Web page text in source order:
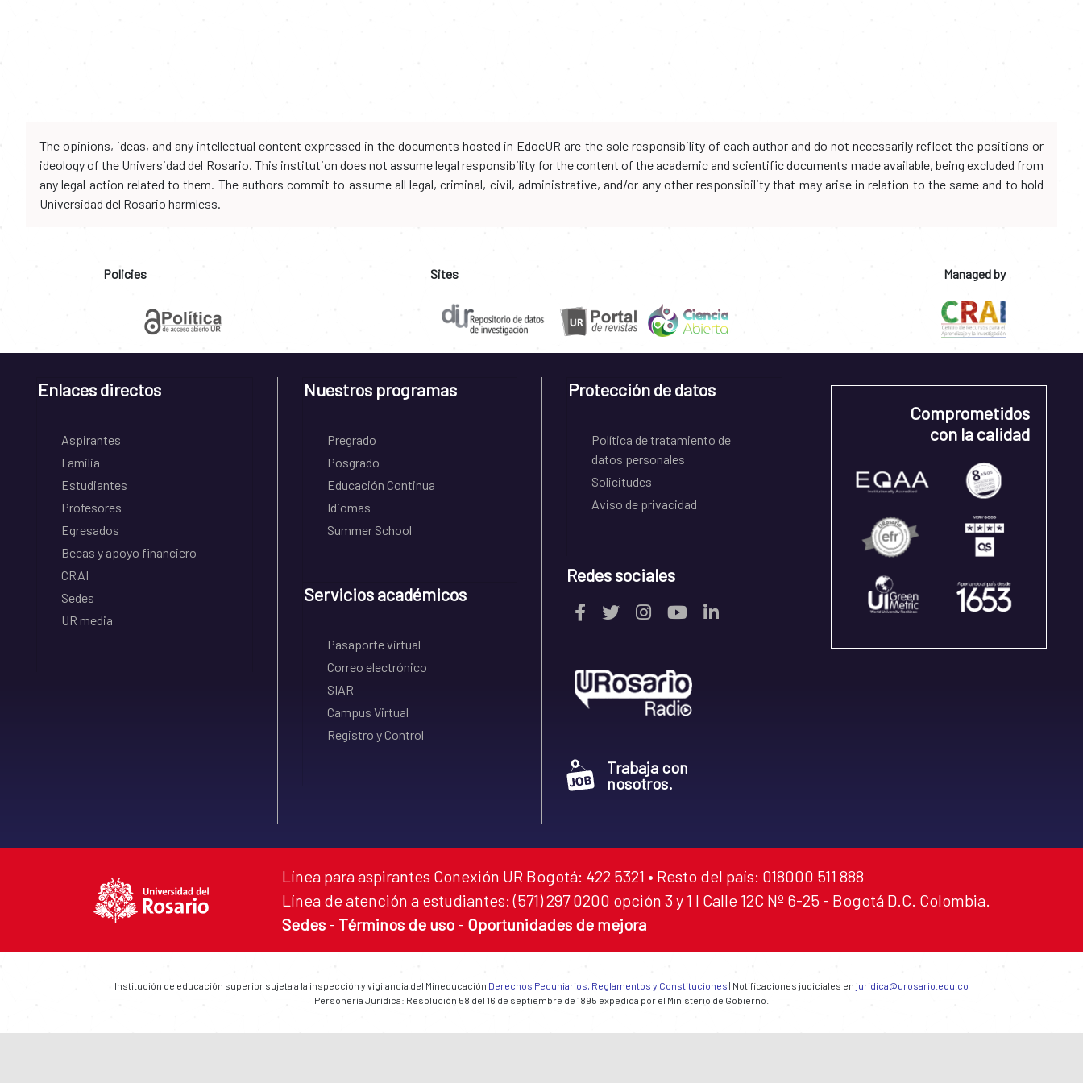
The opinions, ideas, and any intellectual content expressed in the documents hosted in EdocUR are the sole responsibility of each author and do not necessarily reflect the positions or
ideology of the Universidad del Rosario. This institution does not assume legal responsibility for the content of the academic and scientific documents made available, being excluded from
any legal action related to them. The authors commit to assume all legal, criminal, civil, administrative, and/or any other responsibility that may arise in relation to the same and to hold
Universidad del Rosario harmless.
Policies Sites Managed by
Enlaces directos
Aspirantes
Familia
Estudiantes
Profesores
Egresados
Becas y apoyo financiero
CRAI
Sedes
UR media
Nuestros programas
Pregrado
Posgrado
Educación Continua
Idiomas
Summer School
Servicios académicos
Pasaporte virtual
Correo electrónico
SIAR
Campus Virtual
Registro y Control
Protección de datos
Política de tratamiento de
datos personales
Solicitudes
Aviso de privacidad
Redes sociales
Trabaja con
nosotros.
Comprometidos
con la calidad
Línea para aspirantes Conexión UR Bogotá: 422 5321 • Resto del país: 018000 511 888
Línea de atención a estudiantes: (571) 297 0200 opción 3 y 1 I Calle 12C Nº 6-25 - Bogotá D.C. Colombia.
Sedes - Términos de uso - Oportunidades de mejora
Institución de educación superior sujeta a la inspección y vigilancia del Mineducación Derechos Pecuniarios, Reglamentos y Constituciones | Notificaciones judiciales en juridica@urosario.edu.co
Personería Jurídica: Resolución 58 del 16 de septiembre de 1895 expedida por el Ministerio de Gobierno.